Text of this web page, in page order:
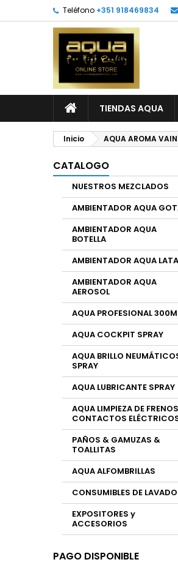
Teléfono +351 918469834
TIENDAS AQUA
Inicio AQUA AROMA
CATALOGO
NUESTROS MEZCLADOS
AMBIENTADOR AQUA
AMBIENTADOR AQUA
BOTELLA
AMBIENTADOR AQUA LATA
AMBIENTADOR AQUA
AEROSOL
AQUA PROFESIONAL
AQUA COCKPIT SPRAY
AQUA BRILLO
SPRAY
AQUA LUBRICANTE SPRAY
AQUA LIMPIEZA DE
CONTACTOS
PAÑOS & GAMUZAS &
TOALLITAS
AQUA ALFOMBRILLAS
CONSUMIBLES DE LAVADO
EXPOSITORES y
ACCESORIOS
PAGO DISPONIBLE